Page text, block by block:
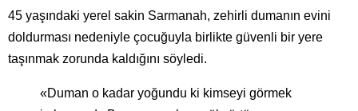
45 yaşındaki yerel sakin Sarmanah, zehirli dumanın evini
doldurması nedeniyle çocuğuyla birlikte güvenli bir yere
taşınmak zorunda kaldığını söyledi.
«Duman o kadar yoğundu ki kimseyi görmek